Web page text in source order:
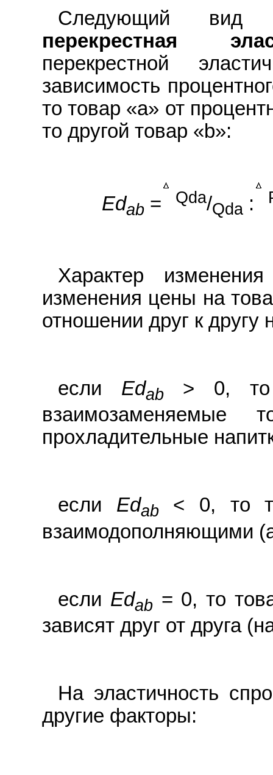
Следующий вид
перекрестная
перекрестной
зависимость
то товар «a» от
то другой товар «b»:
Edab = Qda/Qda :
Характер
изменения цены на
отношении друг к другу
если Edab> 0, то
взаимозаменяемые
прохладительные
если Edab< 0, то
взаимодополняющими
если Edab= 0, то
зависят друг от друга
Hа эластичность
другие факторы: